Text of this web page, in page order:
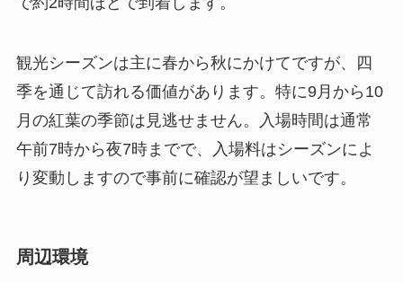
午前7時から夜7時までで、入場料はシーズンによ
周辺環境
樹正群海の周囲は豊かな自然環境に恵まれてお
化に備えた装備が必要です。また、観光施設が整